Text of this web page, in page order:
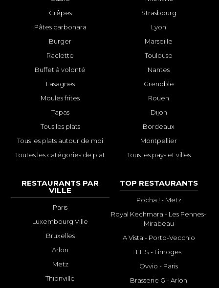
Crêpes
Pâtes carbonara
Burger
Raclette
Buffet à volonté
Lasagnes
Moules frites
Tapas
Tous les plats
Tous les plats autour de moi
Toutes les catégories de plat
Strasbourg
Lyon
Marseille
Toulouse
Nantes
Grenoble
Rouen
Dijon
Bordeaux
Montpellier
Tous les pays et villes
RESTAURANTS PAR
VILLE
Paris
Luxembourg Ville
Bruxelles
Arlon
Metz
Thionville
TOP RESTAURANTS
Pocha ! - Metz
Royal Kechmara - Les Pennes-
Mirabeau
A Vista - Porto-Vecchio
FILS - Limoges
Ovvio - Paris
Brasserie G - Arlon